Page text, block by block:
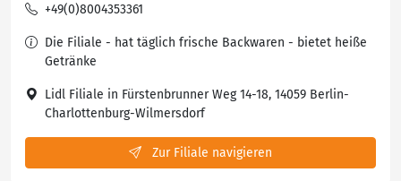
+49(0)8004353361
Die Filiale - hat täglich frische Backwaren - bietet heiße
Getränke
Lidl Filiale in Fürstenbrunner Weg 14-18, 14059 Berlin-
Charlottenburg-Wilmersdorf
Zur Filiale navigieren